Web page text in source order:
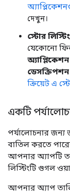
দেখুন।
স্টোর লিস্টিং
যেকোনো
ডেসক্রিপশন
ক্রিয়েট এ
একটি
পর্যালোচনার
বাতিল করতে
আপনার অ্যাপটি
লিস্টিংটি গুগল
আপনার অ্যাপ